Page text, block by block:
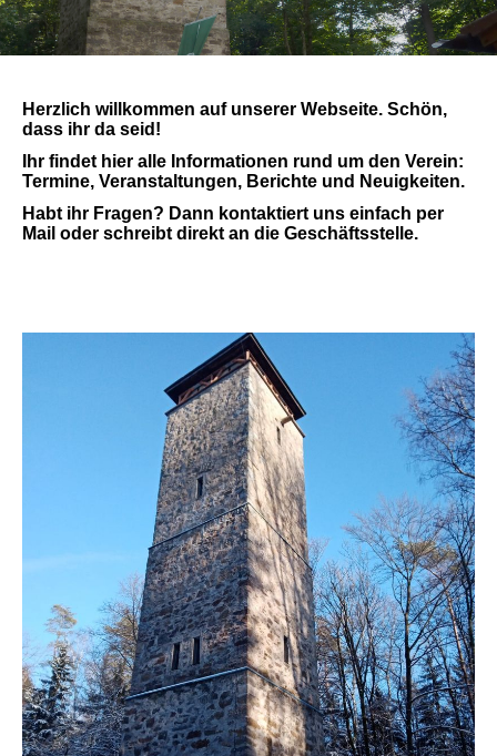
Herzlich willkommen auf unserer Webseite. Schön,
dass ihr da seid!
Ihr findet hier alle Informationen rund um den Verein:
Termine, Veranstaltungen, Berichte und Neuigkeiten.
Habt ihr Fragen? Dann kontaktiert uns einfach per
Mail oder schreibt direkt an die Geschäftsstelle.